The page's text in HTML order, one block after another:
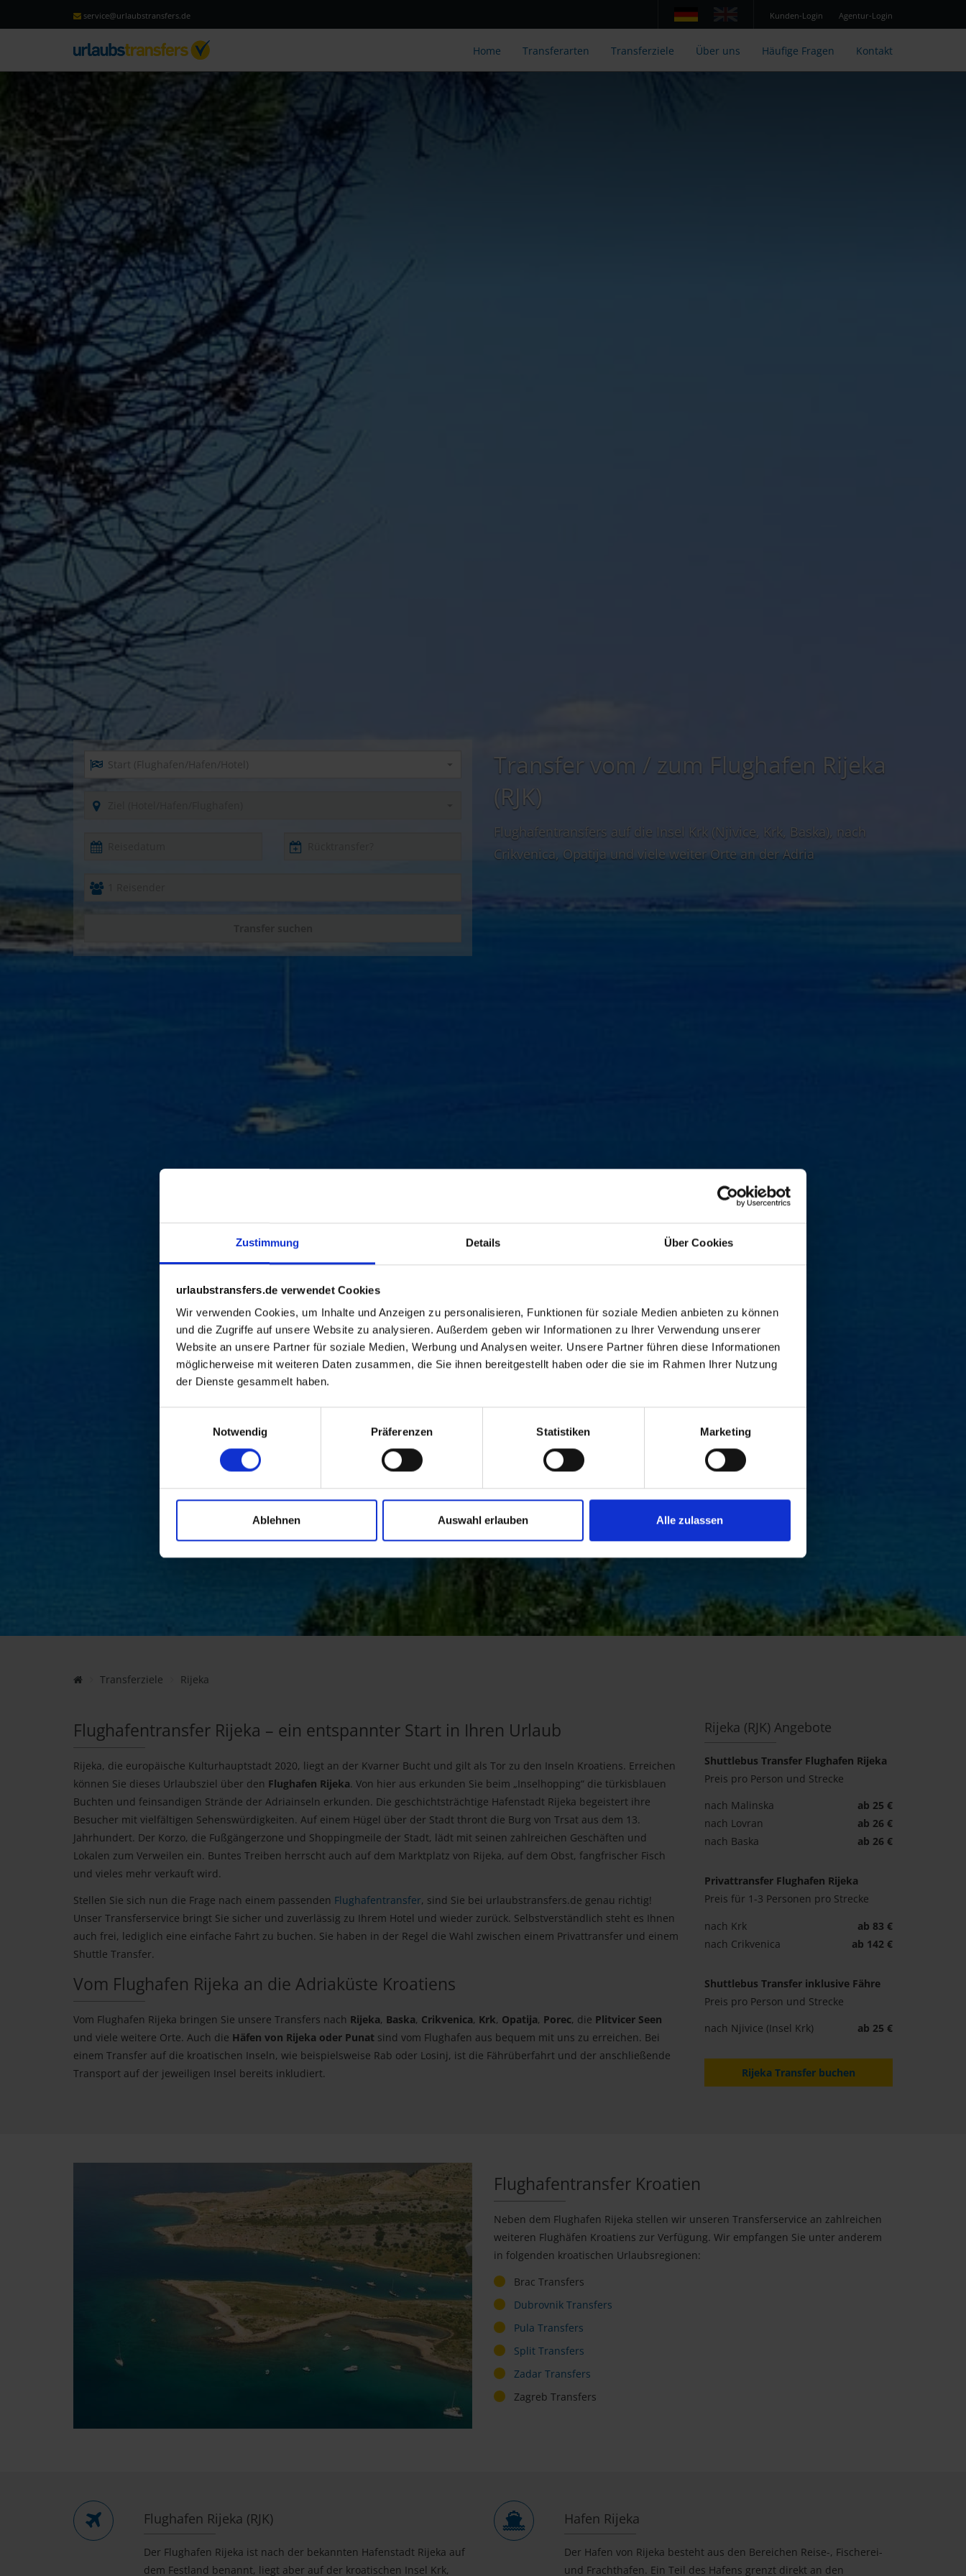
Zustimmung Details Über Cookies
urlaubstransfers.de verwendet Cookies
Wir verwenden Cookies, um Inhalte und Anzeigen zu personalisieren, Funktionen für soziale Medien anbieten zu können
und die Zugriffe auf unsere Website zu analysieren. Außerdem geben wir Informationen zu Ihrer Verwendung unserer
Website an unsere Partner für soziale Medien, Werbung und Analysen weiter. Unsere Partner führen diese Informationen
möglicherweise mit weiteren Daten zusammen, die Sie ihnen bereitgestellt haben oder die sie im Rahmen Ihrer Nutzung
der Dienste gesammelt haben.
Notwendig
Präferenzen Statistiken Marketing
Ablehnen Auswahl erlauben Alle zulassen
service@urlaubstransfers.de Kunden-Login Agentur-Login
Home Transferarten Transferziele Über uns Häufige Fragen Kontakt
Transfer vom / zum Flughafen Rijeka
(RJK)
Flughafentransfers auf die Insel Krk (Njivice, Krk, Baska), nach
Crikvenica, Opatija und viele weiter Orte an der Adria
Start (Flughafen/Hafen/Hotel)
Transferziele Rijeka
Flughafentransfer Rijeka – ein entspannter Start in Ihren Urlaub
Rijeka, die europäische Kulturhauptstadt 2020, liegt an der Kvarner Bucht und gilt als Tor zu den Inseln Kroatiens. Erreichen
können Sie dieses Urlaubsziel über den Flughafen Rijeka. Von hier aus erkunden Sie beim „Inselhopping“ die türkisblauen
Buchten und feinsandigen Strände der Adriainseln erkunden. Die geschichtsträchtige Hafenstadt Rijeka begeistert ihre
Besucher mit vielfältigen Sehenswürdigkeiten. Auf einem Hügel über der Stadt thront die Burg von Trsat aus dem 13.
Jahrhundert. Der Korzo, die Fußgängerzone und Shoppingmeile der Stadt, lädt mit seinen zahlreichen Geschäften und
Lokalen zum Verweilen ein. Buntes Treiben herrscht auch auf dem Marktplatz von Rijeka, auf dem Obst, fangfrischer Fisch
und vieles mehr verkauft wird.
Stellen Sie sich nun die Frage nach einem passenden Flughafentransfer, sind Sie bei urlaubstransfers.de genau richtig!
Unser Transferservice bringt Sie sicher und zuverlässig zu Ihrem Hotel und wieder zurück. Selbstverständlich steht es Ihnen
auch frei, lediglich eine einfache Fahrt zu buchen. Sie haben in der Regel die Wahl zwischen einem Privattransfer und einem
Shuttle Transfer.
Vom Flughafen Rijeka an die Adriaküste Kroatiens
Vom Flughafen Rijeka bringen Sie unsere Transfers nach Rijeka, Baska, Crikvenica, Krk, Opatija, Porec, die Plitvicer Seen
und viele weitere Orte. Auch die Häfen von Rijeka oder Punat sind vom Flughafen aus bequem mit uns zu erreichen. Bei
einem Transfer auf die kroatischen Inseln, wie beispielsweise Rab oder Losinj, ist die Fährüberfahrt und der anschließende
Transport auf der jeweiligen Insel bereits inkludiert.
Rijeka (RJK) Angebote
Shuttlebus Transfer Flughafen Rijeka
Preis pro Person und Strecke
nach Malinska
ab 25 €
nach Lovran
ab 26 €
nach Baska
ab 26 €
Privattransfer Flughafen Rijeka
Preis für 1-3 Personen pro Strecke
nach Krk
ab 83 €
nach Crikvenica
ab 142 €
Shuttlebus Transfer inklusive Fähre
Preis pro Person und Strecke
nach Njivice (Insel Krk)
ab 25 €
Rijeka Transfer buchen
Flughafentransfer Kroatien
Neben dem Flughafen Rijeka stellen wir unseren Transferservice an zahlreichen
weiteren Flughäfen Kroatiens zur Verfügung. Wir empfangen Sie unter anderem
in folgenden kroatischen Urlaubsregionen:
Brac Transfers
Dubrovnik Transfers
Pula Transfers
Split Transfers
Zadar Transfers
Zagreb Transfers
Flughafen Rijeka (RJK)
Der Flughafen Rijeka ist nach der bekannten Hafenstadt Rijeka auf
dem Festland benannt, liegt aber auf der kroatischen Insel Krk,
Hafen Rijeka
Der Hafen von Rijeka besteht aus den Bereichen Reise-, Fischerei-
und Frachthafen. Ein Teil des Hafens grenzt direkt an den